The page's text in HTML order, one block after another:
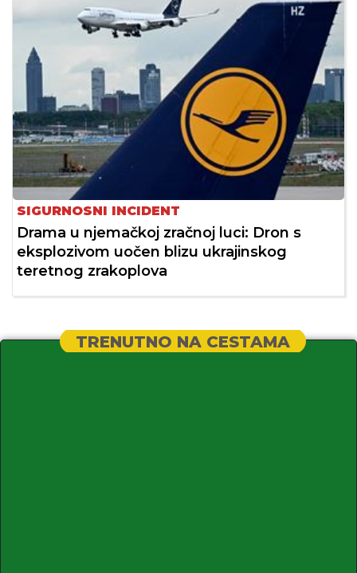
SIGURNOSNI INCIDENT
Drama u njemačkoj zračnoj luci: Dron s
eksplozivom uočen blizu ukrajinskog
teretnog zrakoplova
TRENUTNO NA CESTAMA